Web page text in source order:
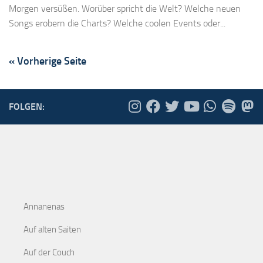
Morgen versüßen. Worüber spricht die Welt? Welche neuen
Songs erobern die Charts? Welche coolen Events oder...
« Vorherige Seite
FOLGEN:
Annanenas
Auf alten Saiten
Auf der Couch